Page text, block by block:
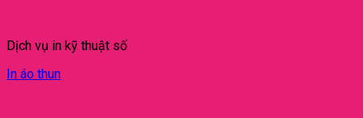
Dịch vụ in kỹ thuật số
In áo thun